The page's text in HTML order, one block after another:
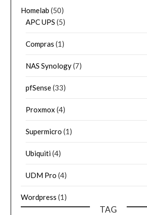
Homelab (50)
APC UPS (5)
Compras (1)
NAS Synology(7)
pfSense(33)
Proxmox (4)
Supermicro (1)
Ubiquiti(4)
UDM Pro (4)
Wordpress (1)
TAG